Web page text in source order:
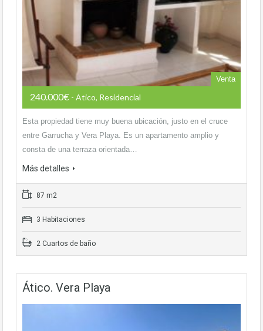
Venta
240.000€ - Atico, Residencial
Esta propiedad tiene muy buena ubicación, justo en el cruce
entre Garrucha y Vera Playa. Es un apartamento amplio y
consta de una terraza orientada…
Más detalles
87 m2
3 Habitaciones
2 Cuartos de baño
Ático. Vera Playa